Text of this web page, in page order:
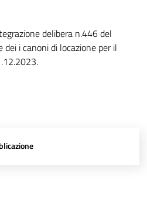
delibera n.446 del
i canoni di locazione per il